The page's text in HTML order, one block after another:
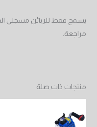
يسمح فقط للزبائن مسجلي
مراجعة.
منتجات ذات صلة